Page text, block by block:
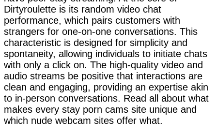
Dirtyroulette is its random video chat
performance, which pairs customers with
strangers for one-on-one conversations. This
characteristic is designed for simplicity and
spontaneity, allowing individuals to initiate chats
with only a click on. The high-quality video and
audio streams be positive that interactions are
clean and engaging, providing an expertise akin
to in-person conversations. Read all about what
makes every stay porn cams site unique and
which nude webcam sites offer what.